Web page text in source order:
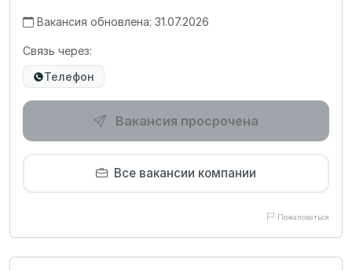
Вакансия обновлена: 31.07.2026
Связь через:
Телефон
Вакансия просрочена
Все вакансии компании
Пожаловаться